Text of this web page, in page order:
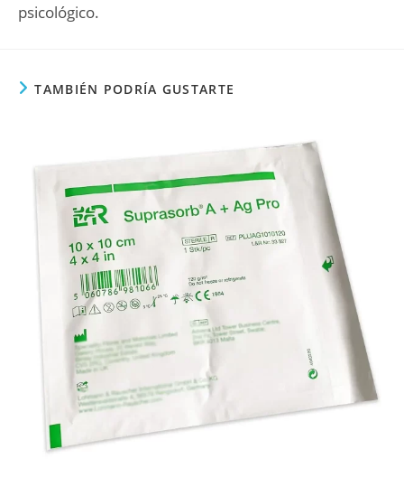
psicológico.
TAMBIÉN PODRÍA GUSTARTE